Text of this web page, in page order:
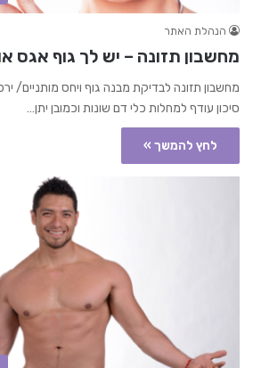
הנהלת האתר
מחשבון תזונה – יש לך גוף אגס
מחשבון תזונה לבדיקת מבנה גוף ויחס מותניים/
סיכון עודף למחלות כלי דם שונות וכמובן יתן…
לחץ להמשך »